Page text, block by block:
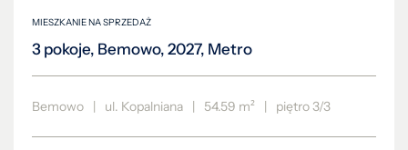
MIESZKANIE NA SPRZEDAŻ
3 pokoje, Bemowo, 2027, Metro
Bemowo | ul. Kopalniana | 54.59 m² | piętro 3/3